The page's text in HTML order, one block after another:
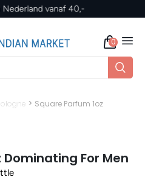
in Nederland vanaf 40,-
0
> Square Parfum 1oz
Dominating For Men